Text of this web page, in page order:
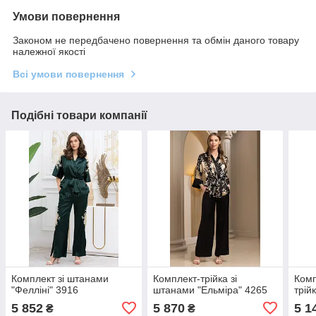
Умови повернення
Законом не передбачено повернення та обмін даного товару
належної якості
Всі умови повернення
Подібні товари компанії
Комплект зі штанами
"Фелліні" 3916
5 852 ₴
Комплект-трійка зі
штанами "Ельміра" 4265
5 870₴ 5